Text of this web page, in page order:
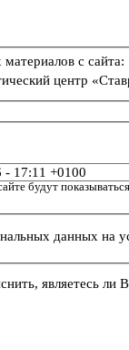
с сайта:
центр
будут
данных на
являетесь ли